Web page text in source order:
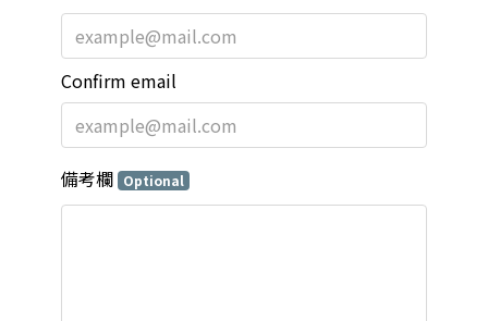
Confirm email
備考欄 Optional